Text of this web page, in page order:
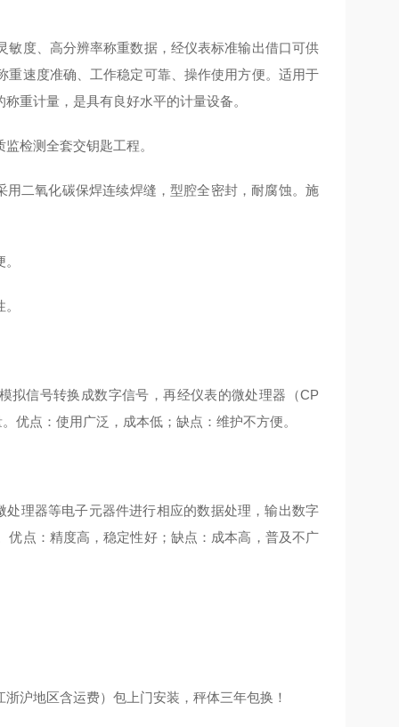
度、高分辨率称重数据，经仪表标准输出借口可供
速度准确、工作稳定可靠、操作使用方便。适用于
重计量，是具有良好水平的计量设备。
测全套交钥匙工程。
二氧化碳保焊连续焊缝，型腔全密封，耐腐蚀。施
拟信号转换成数字信号，再经仪表的微处理器（CP
优点：使用广泛，成本低；缺点：维护不方便。
理器等电子元器件进行相应的数据处理，输出数字
点：精度高，稳定性好；缺点：成本高，普及不广
沪地区含运费）包上门安装，秤体三年包换！